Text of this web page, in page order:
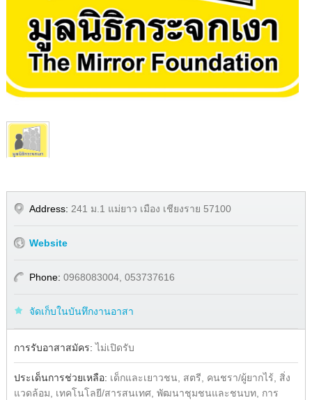
1/1
Address: 241 ม.1 แม่ยาว เมือง เชียงราย 57100
Website
Phone: 0968083004, 053737616
จัดเก็บในบันทึกงานอาสา
การรับอาสาสมัคร:ไม่เปิดรับ
ประเด็นการช่วยเหลือ: เด็กและเยาวชน, สตรี, คนชรา/ผู้ยากไร้, สิ่ง
แวดล้อม, เทคโนโลยี/สารสนเทศ, พัฒนาชุมชนและชนบท, การ